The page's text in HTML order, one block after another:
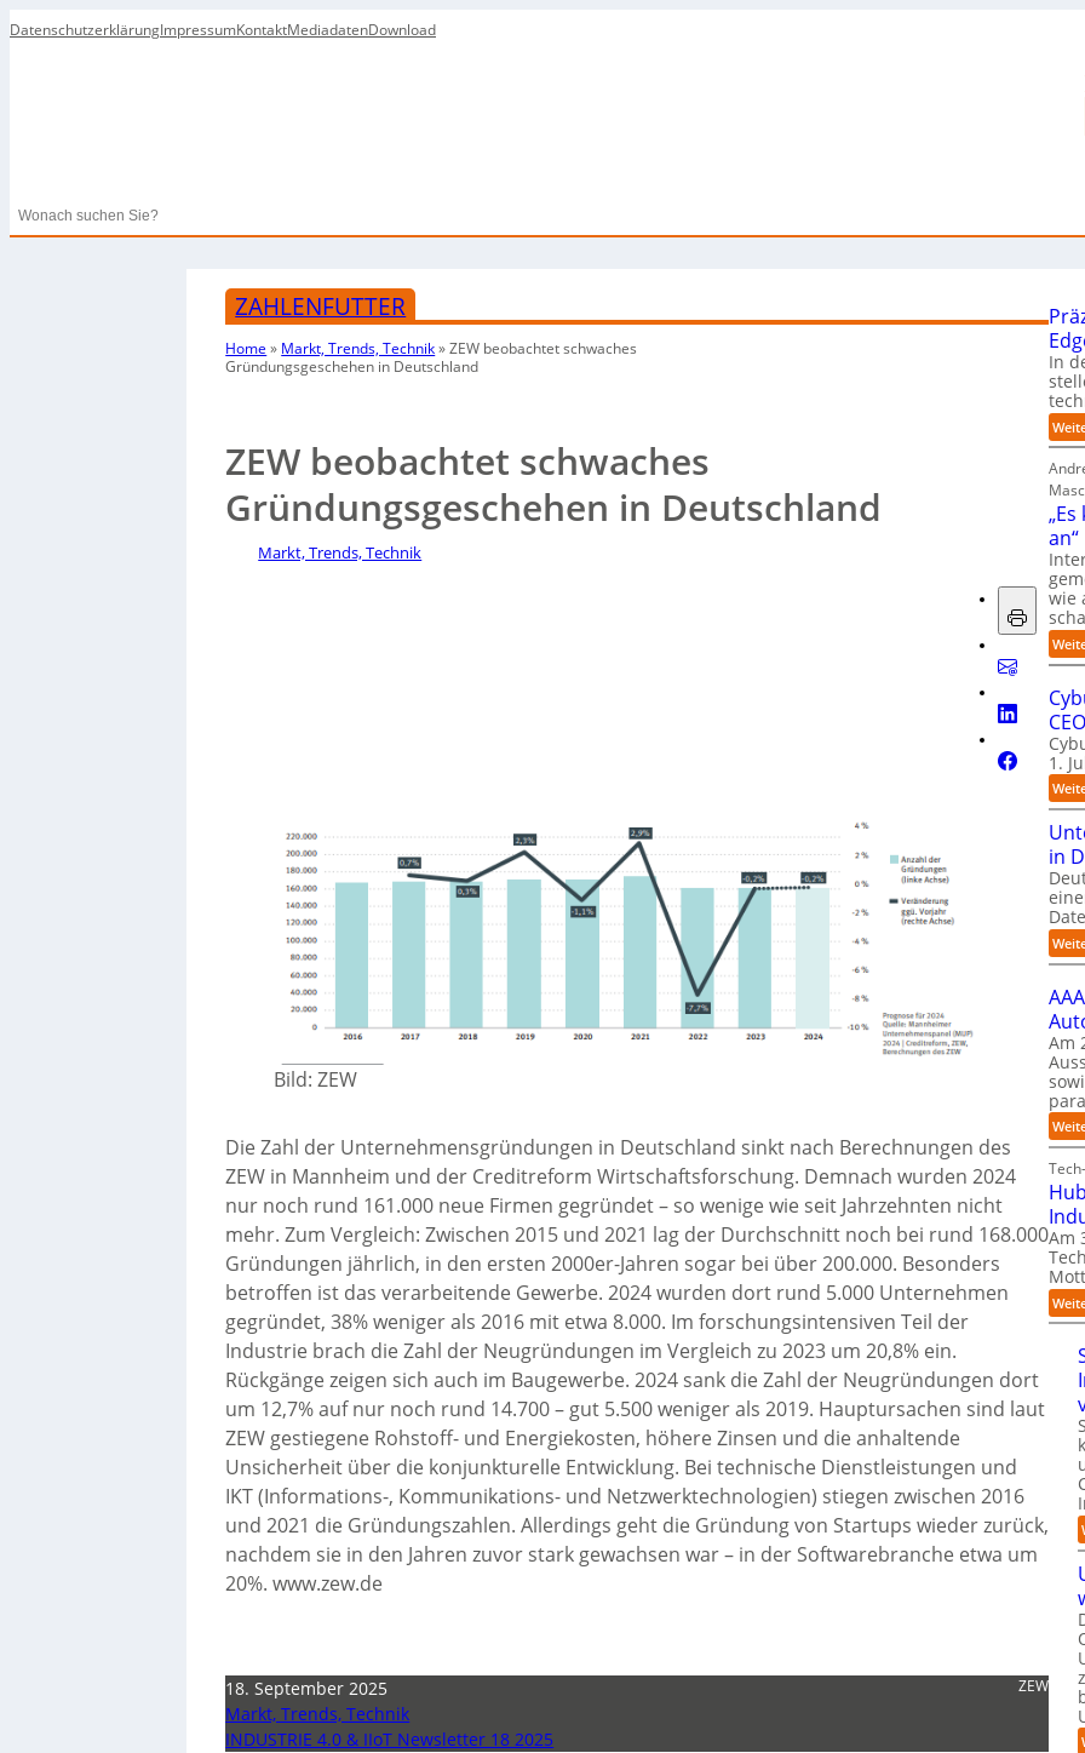
DatenschutzerklärungImpressumKontaktMediadatenDownload
Search
ZAHLENFUTTER
Home » Markt, Trends, Technik»ZEW beobachtet schwaches
Gründungsgeschehen in Deutschland
ZEW beobachtet schwaches
Gründungsgeschehen in Deutschland
Markt, Trends, Technik
Bild: ZEW
Die Zahl der Unternehmensgründungen in Deutschland sinkt nach Berechnungen des
ZEW in Mannheim und der Creditreform Wirtschaftsforschung. Demnach wurden 2024
nur noch rund 161.000 neue Firmen gegründet – so wenige wie seit Jahrzehnten nicht
mehr. Zum Vergleich: Zwischen 2015 und 2021 lag der Durchschnitt noch bei rund 168.000
Gründungen jährlich, in den ersten 2000er-Jahren sogar bei über 200.000. Besonders
betroffen ist das verarbeitende Gewerbe. 2024 wurden dort rund 5.000 Unternehmen
gegründet, 38% weniger als 2016 mit etwa 8.000. Im forschungsintensiven Teil der
Industrie brach die Zahl der Neugründungen im Vergleich zu 2023 um 20,8% ein.
Rückgänge zeigen sich auch im Baugewerbe. 2024 sank die Zahl der Neugründungen dort
um 12,7% auf nur noch rund 14.700 – gut 5.500 weniger als 2019. Hauptursachen sind laut
ZEW gestiegene Rohstoff- und Energiekosten, höhere Zinsen und die anhaltende
Unsicherheit über die konjunkturelle Entwicklung. Bei technische Dienstleistungen und
IKT (Informations-, Kommunikations- und Netzwerktechnologien) stiegen zwischen 2016
und 2021 die Gründungszahlen. Allerdings geht die Gründung von Startups wieder zurück,
nachdem sie in den Jahren zuvor stark gewachsen war – in der Softwarebranche etwa um
20%. www.zew.de
18. September 2025
Markt, Trends, Technik
INDUSTRIE 4.0 & IIoT Newsletter 18 2025
ZEW
In
an“
wie
CEO
1.
in
Am
Am